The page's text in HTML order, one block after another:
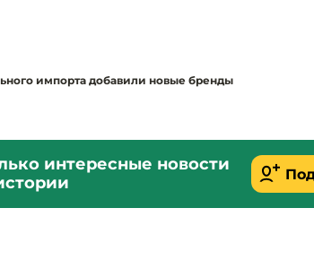
импорта добавили новые бренды
интересные новости